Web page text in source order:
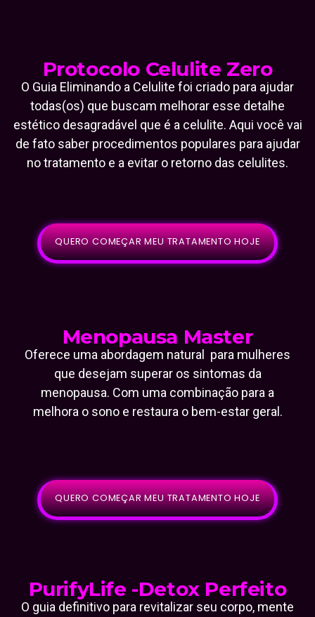
Protocolo Celulite Zero
O Guia Eliminando a Celulite foi criado para ajudar
todas(os) que buscam melhorar esse detalhe
estético desagradável que é a celulite. Aqui você vai
de fato saber procedimentos populares para ajudar
no tratamento e a evitar o retorno das celulites.
Menopausa Master
Oferece uma abordagem natural para mulheres
que desejam superar os sintomas da
menopausa. Com uma combinação para a
melhora o sono e restaura o bem-estar geral.
QUERO COMEÇAR MEU TRATAMENTO HOJE
QUERO COMEÇAR MEU TRATAMENTO HOJE
PurifyLife -Detox Perfeito
O guia definitivo para revitalizar seu corpo, mente